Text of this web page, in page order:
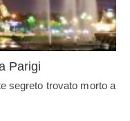
Parigi
segreto trovato morto a